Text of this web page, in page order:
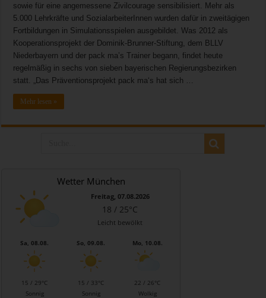
sowie für eine angemessene Zivilcourage sensibilisiert. Mehr als
5.000 Lehrkräfte und SozialarbeiterInnen wurden dafür in zweitägigen
Fortbildungen in Simulationsspielen ausgebildet. Was 2012 als
Kooperationsprojekt der Dominik-Brunner-Stiftung, dem BLLV
Niederbayern und der pack ma’s Trainer begann, findet heute
regelmäßig in sechs von sieben bayerischen Regierungsbezirken
statt. „Das Präventionsprojekt pack ma‘s hat sich …
Mehr lesen »
Wetter München
Freitag, 07.08.2026
18 / 25°C
Leicht bewölkt
Sa, 08.08.
15 / 29°C
Sonnig
So, 09.08.
15 / 33°C
Sonnig
Mo, 10.08.
22 / 26°C
Wolkig